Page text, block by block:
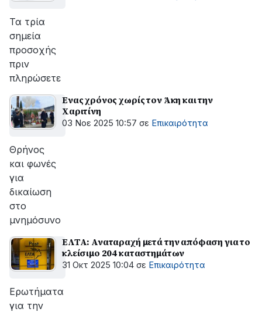
Τα τρία
σημεία
προσοχής
πριν
πληρώσετε
Ενας χρόνος χωρίς τον Άκη και την
Χαριτίνη
03 Νοε 2025 10:57 σε Επικαιρότητα
Θρήνος
και φωνές
για
δικαίωση
στο
μνημόσυνο
ΕΛΤΑ: Αναταραχή μετά την απόφαση για το
κλείσιμο 204 καταστημάτων
31 Οκτ 2025 10:04 σε Επικαιρότητα
Ερωτήματα
για την